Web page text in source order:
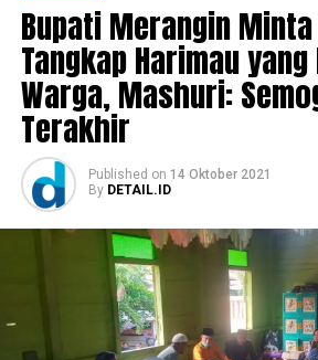
Bupati Merangin Minta
Tangkap Harimau
Warga, Mashuri:
Terakhir
Published on 14 Oktober 2021
By DETAIL.ID